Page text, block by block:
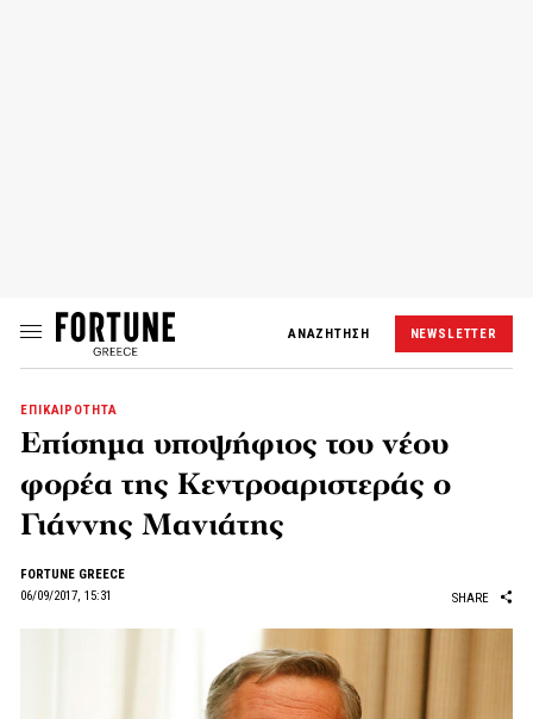
ΑΝΑΖΗΤΗΣΗ NEWSLETTER
ΕΠΙΚΑΙΡΟΤΗΤΑ
Επίσημα υποψήφιος του νέου
φορέα της Κεντροαριστεράς ο
Γιάννης Μανιάτης
FORTUNE GREECE
06/09/2017, 15:31
SHARE